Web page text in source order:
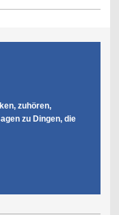
zuhören,
zu Dingen, die